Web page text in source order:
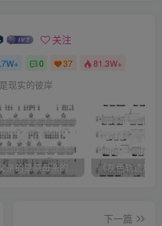
关注
0 37 81.3W+
现实的彼岸
《父亲的草原母亲的河》吉他简谱C调弹唱谱（腾格尔）
下一篇